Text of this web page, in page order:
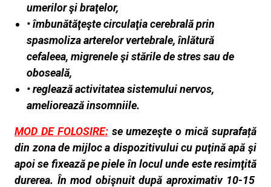
umerilor şi braţelor,
• îmbunătăţeşte circulaţia cerebrală prin
spasmoliza arterelor vertebrale, înlătură
cefaleea, migrenele şi stările de stres sau de
oboseală,
• reglează activitatea sistemului nervos,
ameliorează insomniile.
MOD DE FOLOSIRE:se umezeşte o mică suprafață
din zona de mijloc a dispozitivului cu puţină apă şi
apoi se fixează pe piele în locul unde este resimţită
durerea. În mod obişnuit după aproximativ 10-15